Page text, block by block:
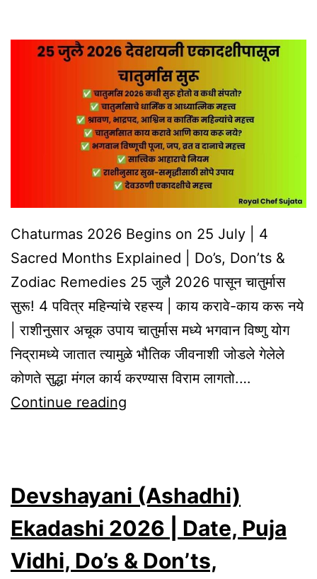
Seva
Before
It’s
Too
Late!
Chaturmas 2026 Begins on 25 July | 4
Sacred Months Explained | Do’s, Don’ts &
Zodiac Remedies 25 जुलै 2026 पासून चातुर्मास
सुरू! 4 पवित्र महिन्यांचे रहस्य | काय करावे-काय करू नये
| राशीनुसार अचूक उपाय चातुर्मास मध्ये भगवान विष्णु योग
निद्रामध्ये जातात त्यामुळे भौतिक जीवनाशी जोडले गेलेले
कोणते सुद्धा मंगल कार्य करण्यास विराम लागतो.…
Continue reading
25
July
4
Devshayani (Ashadhi)
Ekadashi 2026 | Date, Puja
Vidhi, Do’s & Don’ts,